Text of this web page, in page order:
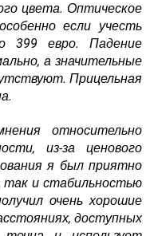
цвета. Оптическое
если учесть
399 евро. Падение
а значительные
Прицельная
относительно
из-за ценового
я был приятно
так и стабильностью
очень хорошие
доступных